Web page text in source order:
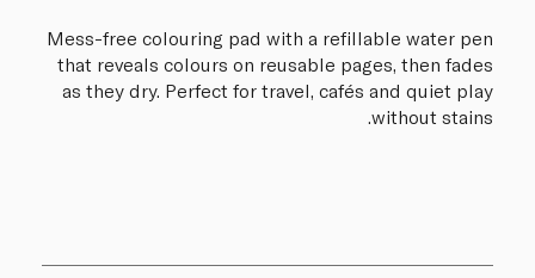
Mess-free colouring pad with a refillable water pen
that reveals colours on reusable pages, then fades
as they dry. Perfect for travel, cafés and quiet play
without stains.